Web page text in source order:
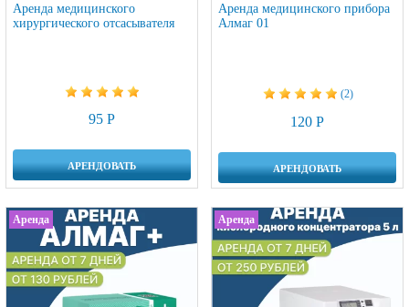
Аренда медицинского
хирургического отсасывателя
95 Р
АРЕНДОВАТЬ
Аренда медицинского прибора
Алмаг 01
(2)
120 Р
АРЕНДОВАТЬ
Аренда Аренда